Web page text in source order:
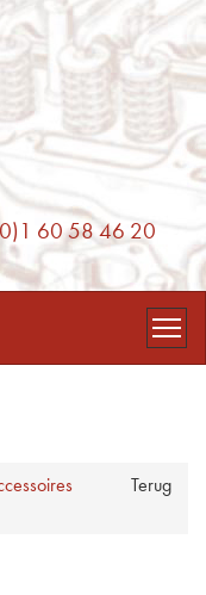
60 58 46 20
Terug